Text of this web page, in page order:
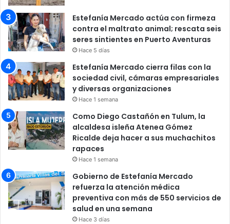
Estefanía Mercado actúa con firmeza
contra el maltrato animal; rescata seis
seres sintientes en Puerto Aventuras
Hace 5 días
Estefanía Mercado cierra filas con la
sociedad civil, cámaras empresariales
y diversas organizaciones
Hace 1 semana
Como Diego Castañón en Tulum, la
alcaldesa isleña Atenea Gómez
Ricalde deja hacer a sus muchachitos
rapaces
Hace 1 semana
Gobierno de Estefanía Mercado
refuerza la atención médica
preventiva con más de 550 servicios de
salud en una semana
Hace 3 días